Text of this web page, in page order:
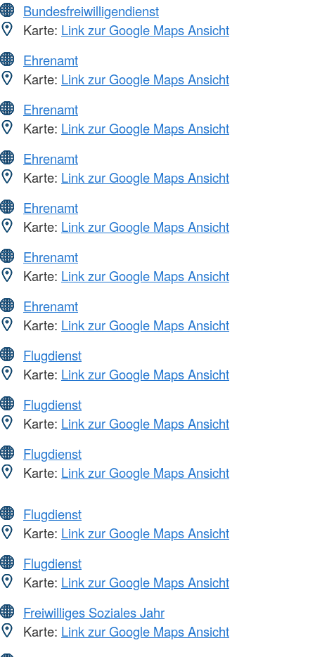
Bundesfreiwilligendienst
Karte: Link zur Google Maps Ansicht
Ehrenamt
Karte: Link zur Google Maps Ansicht
Ehrenamt
Karte: Link zur Google Maps Ansicht
Ehrenamt
Karte: Link zur Google Maps Ansicht
Ehrenamt
Karte: Link zur Google Maps Ansicht
Ehrenamt
Karte: Link zur Google Maps Ansicht
Ehrenamt
Karte: Link zur Google Maps Ansicht
Flugdienst
Karte: Link zur Google Maps Ansicht
Flugdienst
Karte: Link zur Google Maps Ansicht
Flugdienst
Karte: Link zur Google Maps Ansicht
Flugdienst
Karte: Link zur Google Maps Ansicht
Flugdienst
Karte: Link zur Google Maps Ansicht
Freiwilliges Soziales Jahr
Karte: Link zur Google Maps Ansicht